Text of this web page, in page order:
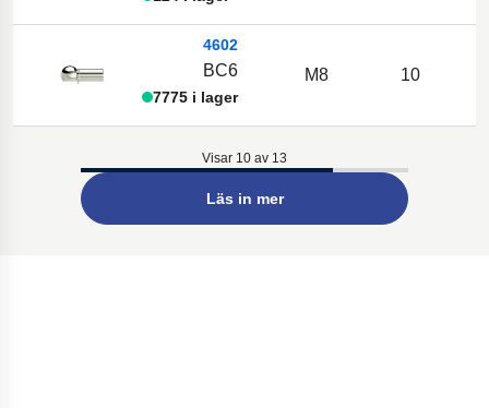
4602
BC6
7775 i lager
M8 10
Visar 10 av 13
Läs in mer